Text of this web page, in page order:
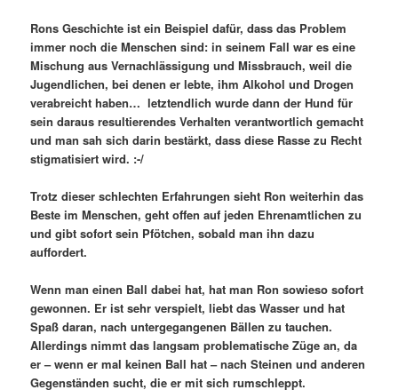
Rons Geschichte ist ein Beispiel dafür, dass das Problem
immer noch die Menschen sind: in seinem Fall war es eine
Mischung aus Vernachlässigung und Missbrauch, weil die
Jugendlichen, bei denen er lebte, ihm Alkohol und Drogen
verabreicht haben… letztendlich wurde dann der Hund für
sein daraus resultierendes Verhalten verantwortlich gemacht
und man sah sich darin bestärkt, dass diese Rasse zu Recht
stigmatisiert wird. :-/
Trotz dieser schlechten Erfahrungen sieht Ron weiterhin das
Beste im Menschen, geht offen auf jeden Ehrenamtlichen zu
und gibt sofort sein Pfötchen, sobald man ihn dazu
auffordert.
Wenn man einen Ball dabei hat, hat man Ron sowieso sofort
gewonnen. Er ist sehr verspielt, liebt das Wasser und hat
Spaß daran, nach untergegangenen Bällen zu tauchen.
Allerdings nimmt das langsam problematische Züge an, da
er – wenn er mal keinen Ball hat – nach Steinen und anderen
Gegenständen sucht, die er mit sich rumschleppt.